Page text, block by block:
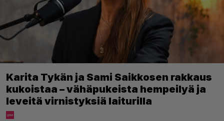
Karita Tykän ja Sami Saikkosen rakkaus
kukoistaa – vähäpukeista hempeilyä ja
leveitä virnistyksiä laiturilla